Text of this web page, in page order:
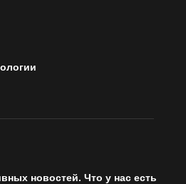
новостей. Что у нас есть